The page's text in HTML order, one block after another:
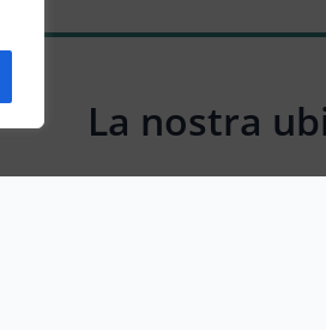
La nostra
Frazione Serripola,22, 62027 San